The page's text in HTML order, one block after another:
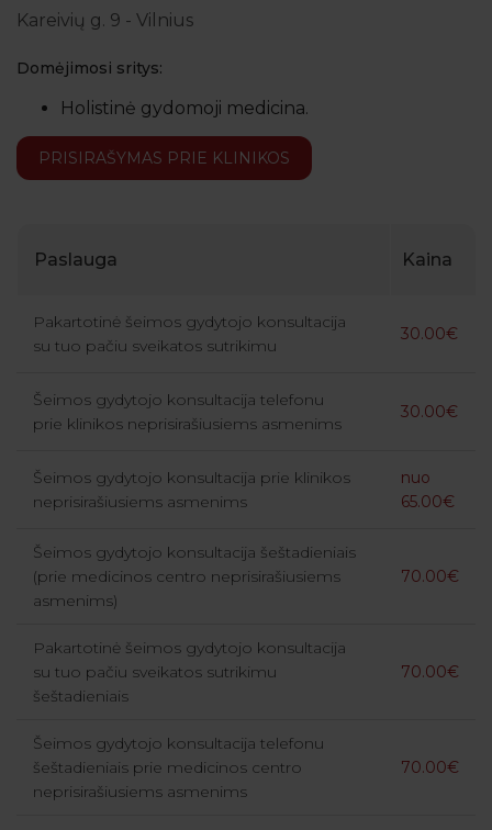
Kareivių g. 9 - Vilnius
Domėjimosi sritys:
Holistinė gydomoji medicina.
PRISIRAŠYMAS PRIE KLINIKOS
Paslauga Kaina
Pakartotinė šeimos gydytojo konsultacija
su tuo pačiu sveikatos sutrikimu
30.00€
Šeimos gydytojo konsultacija telefonu
prie klinikos neprisirašiusiems asmenims
30.00€
Šeimos gydytojo konsultacija prie klinikos
neprisirašiusiems asmenims
nuo
65.00€
Šeimos gydytojo konsultacija šeštadieniais
(prie medicinos centro neprisirašiusiems
asmenims)
70.00€
Pakartotinė šeimos gydytojo konsultacija
su tuo pačiu sveikatos sutrikimu
šeštadieniais
70.00€
Šeimos gydytojo konsultacija telefonu
šeštadieniais prie medicinos centro
neprisirašiusiems asmenims
70.00€